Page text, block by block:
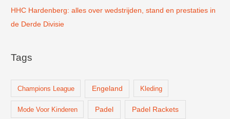
HHC Hardenberg: alles over wedstrijden, stand en prestaties in
de Derde Divisie
Tags
Champions League Engeland Kleding
Mode Voor Kinderen Padel Padel Rackets